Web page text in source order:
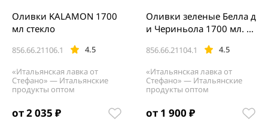
от 2 035 ₽
856.66.21106.1 4.5
Оливки KALAMON 1700
мл стекло
«Итальянская лавка от
Стефано» — Итальянские
продукты оптом
от 1 900 ₽
856.66.21104.1 4.5
Оливки зеленые Белла д
и Чериньола 1700 мл. с
«Итальянская лавка от
Стефано» — Итальянские
продукты оптом